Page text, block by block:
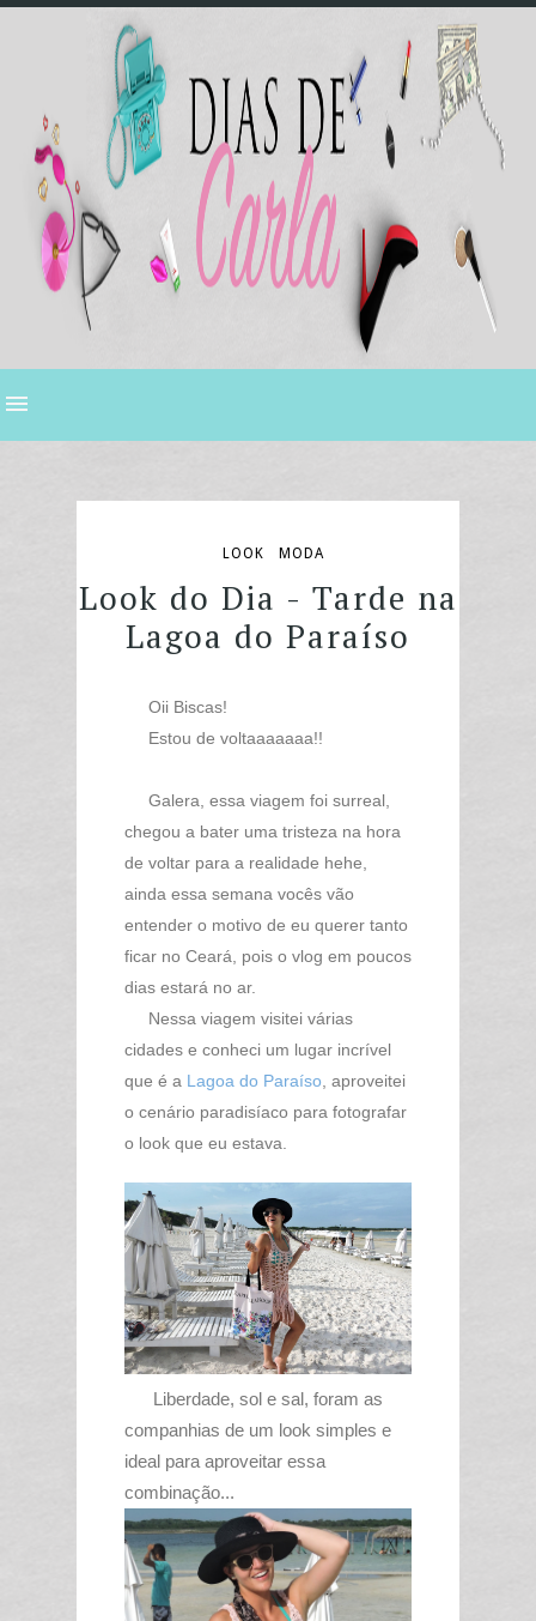
LOOK MODA
Look do Dia - Tarde na
Lagoa do Paraíso
Oii Biscas!
Estou de voltaaaaaaa!!
Galera, essa viagem foi surreal,
chegou a bater uma tristeza na hora
de voltar para a realidade hehe,
ainda essa semana vocês vão
entender o motivo de eu querer tanto
ficar no Ceará, pois o vlog em poucos
dias estará no ar.
Nessa viagem visitei várias
cidades e conheci um lugar incrível
que é a Lagoa do Paraíso , aproveitei
o cenário paradisíaco para fotografar
o look que eu estava.
Liberdade, sol e sal, foram as
companhias de um look simples e
ideal para aproveitar essa
combinação...